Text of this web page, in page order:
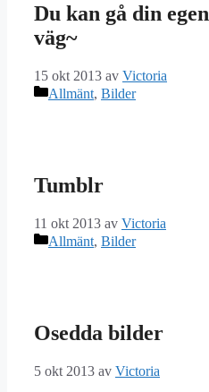
Du kan gå din egen
väg~
15 okt 2013 av Victoria
Kategorier
Allmänt, Bilder
Tumblr
11 okt 2013 av Victoria
Kategorier
Allmänt, Bilder
Osedda bilder
5 okt 2013 av Victoria